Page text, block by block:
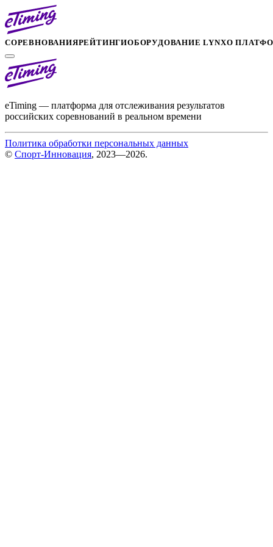
СОРЕВНОВАНИЯРЕЙТИНГИОБОРУДОВАНИЕ LYNXО
eTiming — платформа для отслеживания результатов
российских соревнований в реальном времени
Политика обработки персональных данных
© Спорт-Инновация, 2023—2026.